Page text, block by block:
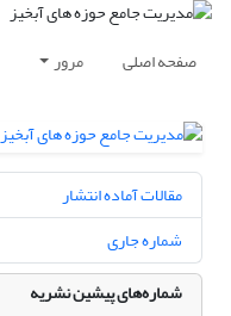
صفحه اصلی مرور
مقالات آماده انتشار
شماره جاری
شماره‌های پیشین نشریه